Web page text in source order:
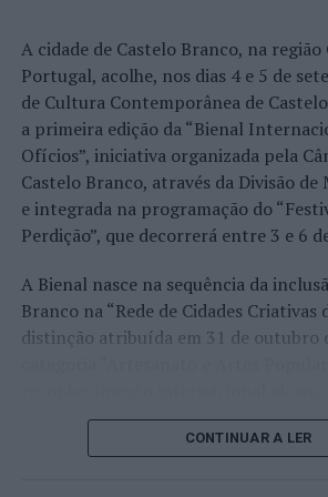
A edição de 2026 ficou igualmente
representação portuguesa de
realizado em território nacional.
Faria, Henrique Rocha, Frederico
Pereira e Tiago Torres integraram o
beneficiando, de igual modo, da
cards após as entradas diretas de
Entre os portugueses, Tiago Torres e
protagonizaram as melhores
ambos alcançando os quartos de final.
um dos resultados mais marcantes
A cidade de Castelo Branco, na
Portugal, acolhe, nos dias 4 e 5 de
de Cultura Contemporânea de
a primeira edição da “Bienal
Ofícios”, iniciativa organizada pela
Castelo Branco, através da Divisão de
e integrada na programação do
Perdição”, que decorrerá entre 3 e 6
A Bienal nasce na sequência da
Branco na “Rede de Cidades Criativas
distinção atribuída em 31 de outubro
“valor patrimonial, artístico e
de Castelo Branco”, uma dasCONTINUAR A LER